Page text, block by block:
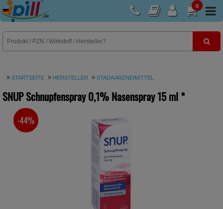
0
E-Rezept
STARTSEITE HERSTELLER STADA ARZNEIMITTEL
SNUP Schnupfenspray 0,1% Nasenspray15 ml*
SIE SPAREN
-44%